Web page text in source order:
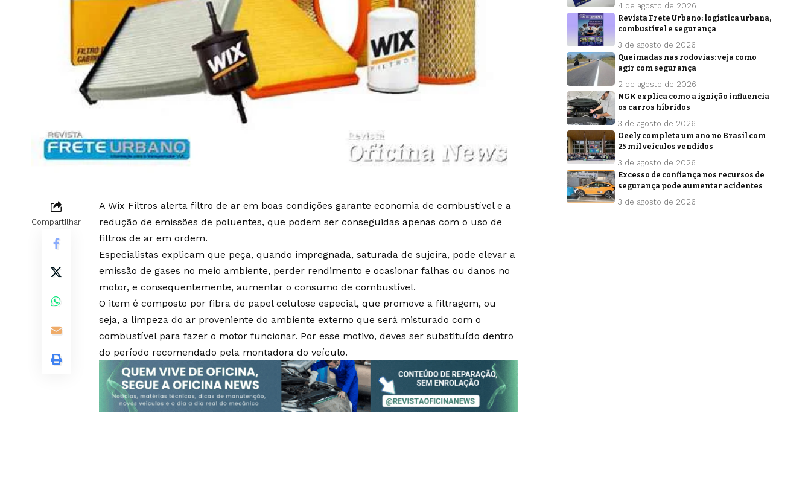
Compartilhar
A Wix Filtros alerta filtro de ar em boas condições garante economia de combustível e a
redução de emissões de poluentes, que podem ser conseguidas apenas com o uso de
filtros de ar em ordem.
Especialistas explicam que peça, quando impregnada, saturada de sujeira, pode elevar a
emissão de gases no meio ambiente, perder rendimento e ocasionar falhas ou danos no
motor, e consequentemente, aumentar o consumo de combustível.
O item é composto por fibra de papel celulose especial, que promove a filtragem, ou
seja, a limpeza do ar proveniente do ambiente externo que será misturado com o
combustível para fazer o motor funcionar. Por esse motivo, deves ser substituído dentro
do período recomendado pela montadora do veículo.
4 de agosto de 2026
Revista Frete Urbano: logística urbana,
combustível e segurança
3 de agosto de 2026
Queimadas nas rodovias: veja como
agir com segurança
2 de agosto de 2026
NGK explica como a ignição influencia
os carros híbridos
3 de agosto de 2026
Geely completa um ano no Brasil com
25 mil veículos vendidos
3 de agosto de 2026
Excesso de confiança nos recursos de
segurança pode aumentar acidentes
3 de agosto de 2026